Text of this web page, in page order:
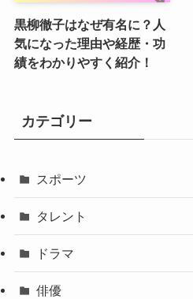
黒柳徹子はなぜ有名に？人
気になった理由や経歴・功
績をわかりやすく紹介！
カテゴリー
スポーツ
タレント
ドラマ
俳優